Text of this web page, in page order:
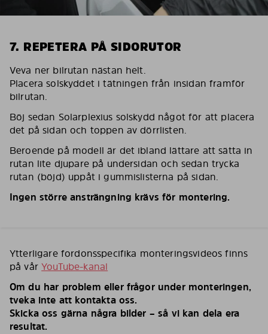
7. REPETERA PÅ SIDORUTOR
Veva ner bilrutan nästan helt.
Placera solskyddet i tätningen från insidan framför
bilrutan.
Böj sedan Solarplexius solskydd något för att placera
det på sidan och toppen av dörrlisten.
Beroende på modell är det ibland lättare att sätta in
rutan lite djupare på undersidan och sedan trycka
rutan (böjd) uppåt i gummislisterna på sidan.
Ingen större ansträngning krävs för montering.
Ytterligare fordonsspecifika monteringsvideos finns
på vårYouTube-kanal
Om du har problem eller frågor under monteringen,
tveka inte att kontakta oss.
Skicka oss gärna några bilder – så vi kan dela era
resultat.